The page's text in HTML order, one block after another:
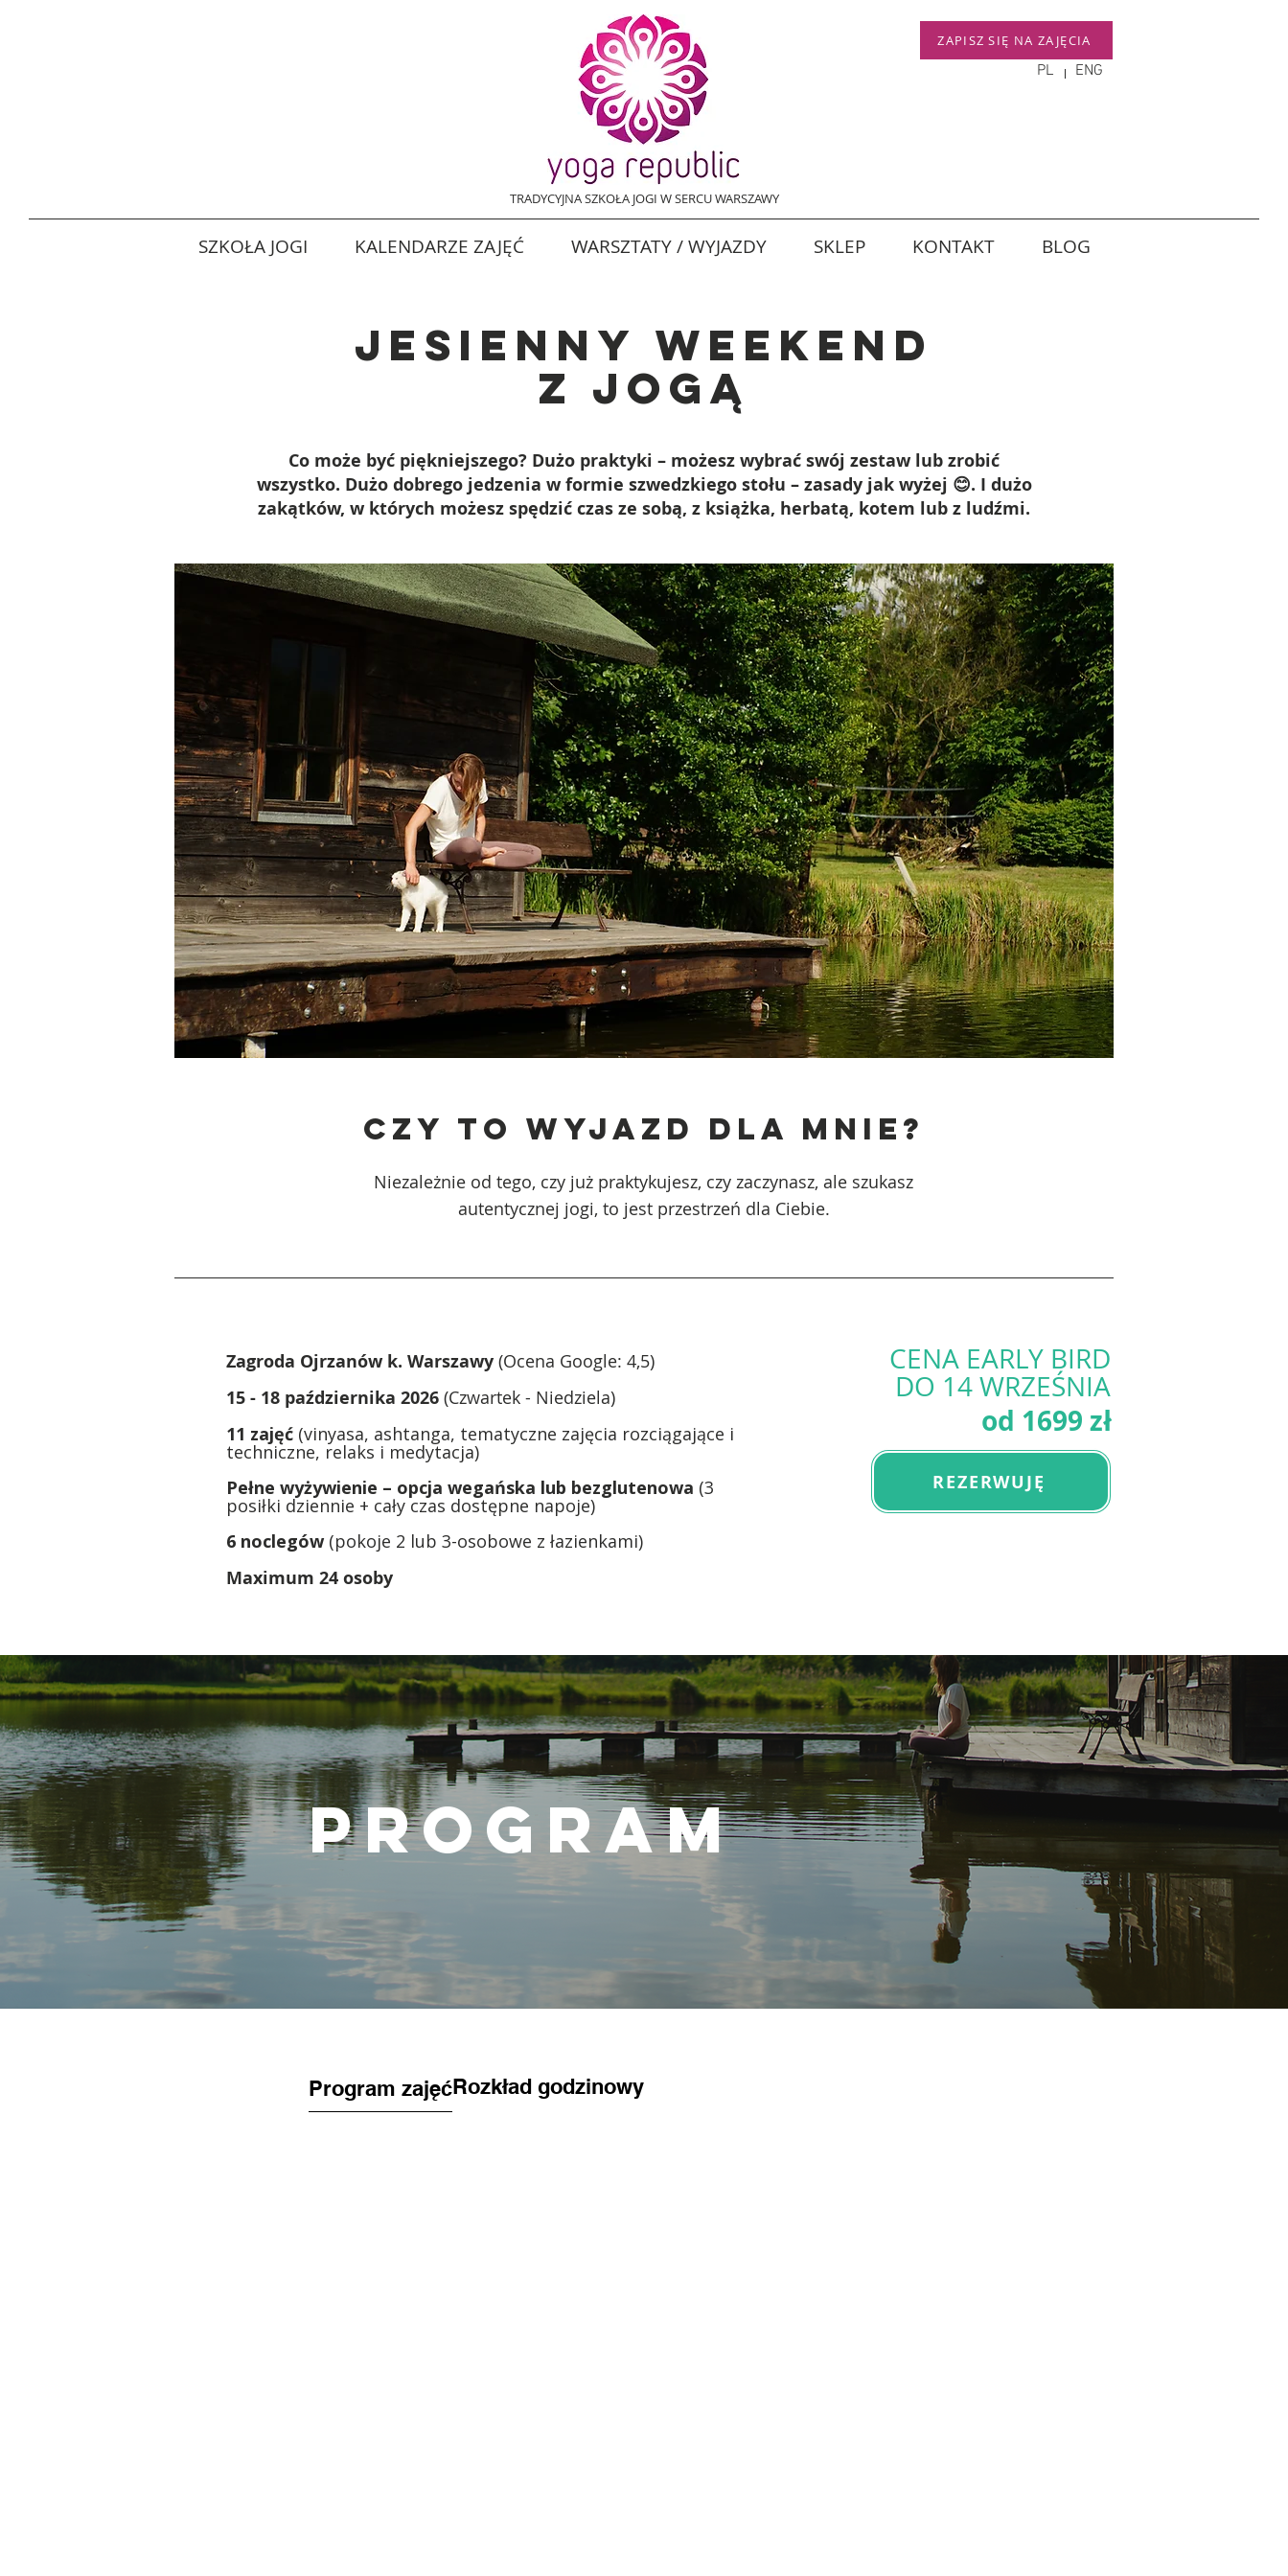
ZAPISZ SIĘ NA ZAJĘCIA
PL ENG
TRADYCYJNA SZKOŁA JOGI W SERCU WARSZAWY
SZKOŁA JOGI KALENDARZE ZAJĘĆ WARSZTATY / WYJAZDY SKLEP KONTAKT BLOG
jesienny weekend
z jogą
Co może być piękniejszego? Dużo praktyki – możesz wybrać swój zestaw lub zrobić
wszystko. Dużo dobrego jedzenia w formie szwedzkiego stołu – zasady jak wyżej 😊. I dużo
zakątków, w których możesz spędzić czas ze sobą, z książka, herbatą, kotem lub z ludźmi.
CZy to wyjazd dla mnie?
Niezależnie od tego, czy już praktykujesz, czy zaczynasz, ale szukasz
autentycznej jogi, to jest przestrzeń dla Ciebie.
Zagroda Ojrzanów k. Warszawy (Ocena Google: 4,5)
15 - 18 października 2026 (Czwartek - Niedziela)
11 zajęć (vinyasa, ashtanga, tematyczne zajęcia rozciągające i
techniczne, relaks i medytacja)
Pełne wyżywienie – opcja wegańska lub bezglutenowa (3
posiłki dziennie + cały czas dostępne napoje)
6 noclegów (pokoje 2 lub 3-osobowe z łazienkami)
Maximum 24 osoby
CENA EARLY BIRD
DO 14 WRZEŚNIA
od 1699 zł
REZERWUJĘ
program
Program zajęćRozkład godzinowy